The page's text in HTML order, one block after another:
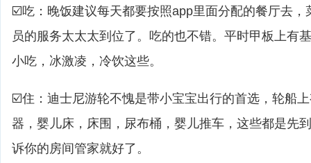
☑️吃：晚饭建议每天都要按照app里面分配的餐厅去，
员的服务太太太到位了。吃的也不错。平时甲板上有
小吃，冰激凌，冷饮这些。
☑️住：迪士尼游轮不愧是带小宝宝出行的首选，轮船
器，婴儿床，床围，尿布桶，婴儿推车，这些都是先
诉你的房间管家就好了。